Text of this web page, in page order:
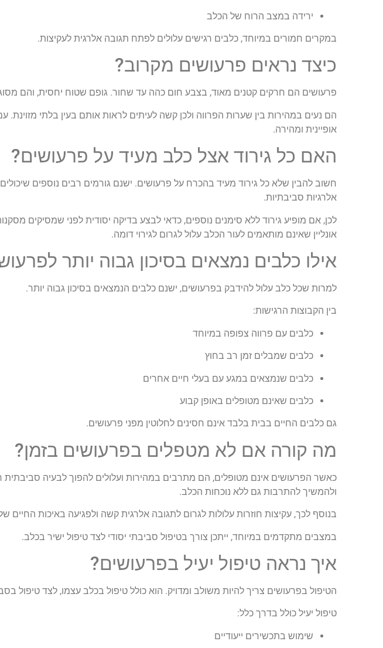
ירידה במצב הרוח של הכלב
במקרים חמורים במיוחד, כלבים רגישים עלולים לפתח תגובה אלרגית לעקיצות.
כיצד נראים פרעושים מקרוב?
פרעושים הם חרקים קטנים מאוד, בצבע חום כהה עד שחור. גופם שטוח יחסית, והם
הם נעים במהירות בין שערות הפרווה ולכן קשה לעיתים לראות אותם בעין בלתי
אופיינית ומהירה.
האם כל גירוד אצל כלב מעיד על פרעושים?
חשוב להבין שלא כל גירוד מעיד בהכרח על פרעושים. ישנם גורמים רבים נוספים שיכולים
אלרגיות סביבתיות.
לכן, אם מופיע גירוד ללא סימנים נוספים, כדאי לבצע בדיקה יסודית לפני שמסיקים
אונליין שאינם מותאמים לעור הכלב עלול לגרום לגירוי דומה.
אילו כלבים נמצאים בסיכון גבוה יותר
למרות שכל כלב עלול להידבק בפרעושים, ישנם כלבים הנמצאים בסיכון גבוה יותר.
בין הקבוצות הרגישות:
כלבים עם פרווה צפופה במיוחד
כלבים שמבלים זמן רב בחוץ
כלבים שנמצאים במגע עם בעלי חיים אחרים
כלבים שאינם מטופלים באופן קבוע
גם כלבים החיים בבית בלבד אינם חסינים לחלוטין מפני פרעושים.
מה קורה אם לא מטפלים בפרעושים בזמן?
כאשר הפרעושים אינם מטופלים, הם מתרבים במהירות ועלולים להפוך לבעיה סביבתית
ולהמשיך להתרבות גם ללא נוכחות הכלב.
בנוסף לכך, עקיצות חוזרות עלולות לגרום לתגובה אלרגית קשה ולפגיעה באיכות החיים
במצבים מתקדמים במיוחד, ייתכן צורך בטיפול סביבתי יסודי לצד טיפול ישיר בכלב.
איך נראה טיפול יעיל בפרעושים?
הטיפול בפרעושים צריך להיות משולב ומדויק. הוא כולל טיפול בכלב עצמו, לצד טיפול
טיפול יעיל כולל בדרך כלל:
שימוש בתכשירים ייעודיים